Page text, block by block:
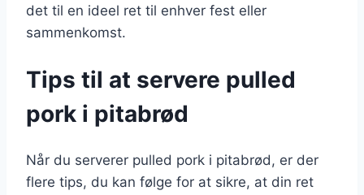
det til en ideel ret til enhver fest eller
sammenkomst.
Tips til at servere pulled
pork i pitabrød
Når du serverer pulled pork i pitabrød, er der
flere tips, du kan følge for at sikre, at din ret